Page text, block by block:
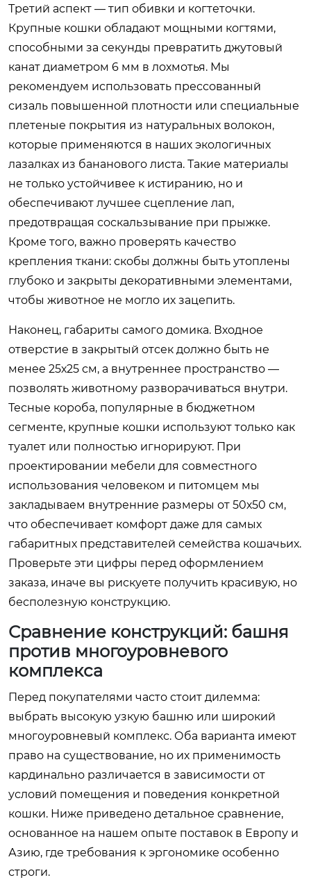
Третий аспект — тип обивки и когтеточки.
Крупные кошки обладают мощными когтями,
способными за секунды превратить джутовый
канат диаметром 6 мм в лохмотья. Мы
рекомендуем использовать прессованный
сизаль повышенной плотности или специальные
плетеные покрытия из натуральных волокон,
которые применяются в наших экологичных
лазалках из бананового листа. Такие материалы
не только устойчивее к истиранию, но и
обеспечивают лучшее сцепление лап,
предотвращая соскальзывание при прыжке.
Кроме того, важно проверять качество
крепления ткани: скобы должны быть утоплены
глубоко и закрыты декоративными элементами,
чтобы животное не могло их зацепить.
Наконец, габариты самого домика. Входное
отверстие в закрытый отсек должно быть не
менее 25х25 см, а внутреннее пространство —
позволять животному разворачиваться внутри.
Тесные короба, популярные в бюджетном
сегменте, крупные кошки используют только как
туалет или полностью игнорируют. При
проектировании мебели для совместного
использования человеком и питомцем мы
закладываем внутренние размеры от 50х50 см,
что обеспечивает комфорт даже для самых
габаритных представителей семейства кошачьих.
Проверьте эти цифры перед оформлением
заказа, иначе вы рискуете получить красивую, но
бесполезную конструкцию.
Сравнение конструкций: башня
против многоуровневого
комплекса
Перед покупателями часто стоит дилемма:
выбрать высокую узкую башню или широкий
многоуровневый комплекс. Оба варианта имеют
право на существование, но их применимость
кардинально различается в зависимости от
условий помещения и поведения конкретной
кошки. Ниже приведено детальное сравнение,
основанное на нашем опыте поставок в Европу и
Азию, где требования к эргономике особенно
строги.